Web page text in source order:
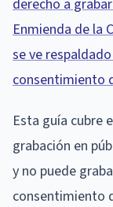
derecho a
Enmienda de la
se ve
consentimiento
Esta guía cubre
grabación en
y no puede
consentimiento